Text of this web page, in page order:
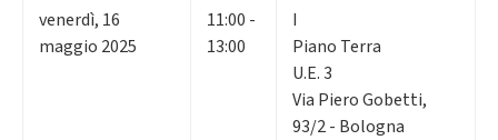
venerdì, 16
maggio 2025
11:00 -
13:00
I
Piano Terra
U.E. 3
Via Piero Gobetti,
93/2 - Bologna